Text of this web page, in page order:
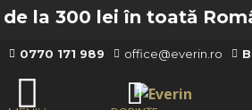
la 300 lei în toată
0770 171 989 office@everin.ro